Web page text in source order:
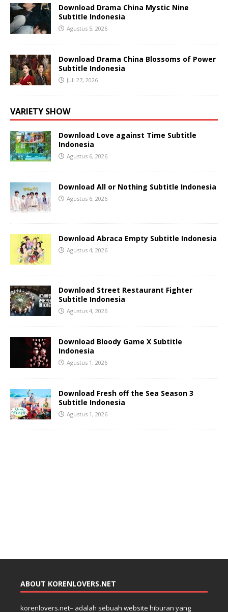
Download Drama China Mystic Nine
Subtitle Indonesia
Agustus 5, 2026
Download Drama China Blossoms of Power
Subtitle Indonesia
Juli 27, 2026
VARIETY SHOW
Download Love against Time Subtitle
Indonesia
Agustus 6, 2026
Download All or Nothing Subtitle Indonesia
Agustus 6, 2026
Download Abraca Empty Subtitle Indonesia
Agustus 4, 2026
Download Street Restaurant Fighter
Subtitle Indonesia
Agustus 4, 2026
Download Bloody Game X Subtitle
Indonesia
Agustus 1, 2026
Download Fresh off the Sea Season 3
Subtitle Indonesia
Agustus 1, 2026
ABOUT KORENLOVERS.NET
korenlovers.net– adalah sebuah website hiburan yang